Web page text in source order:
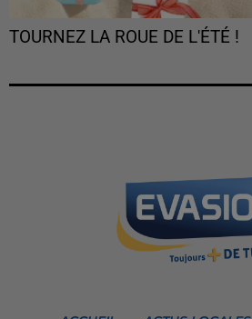
TOURNEZ LA ROUE DE L'ÉTÉ !